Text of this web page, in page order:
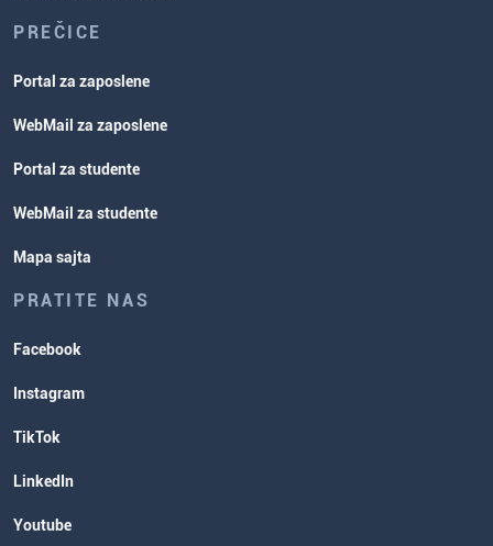
PREČICE
Portal za zaposlene
WebMail za zaposlene
Portal za studente
WebMail za studente
Mapa sajta
PRATITE NAS
Facebook
Instagram
TikTok
LinkedIn
Youtube